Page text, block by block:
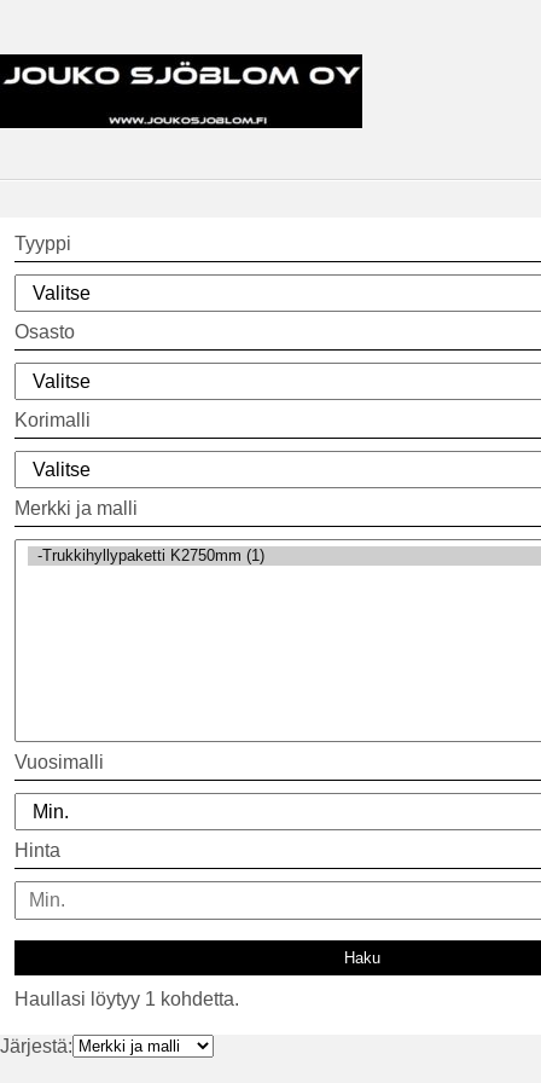
Tyyppi
Osasto
Korimalli
Merkki ja malli
Vuosimalli
Hinta
Haullasi löytyy 1 kohdetta.
Järjestä: